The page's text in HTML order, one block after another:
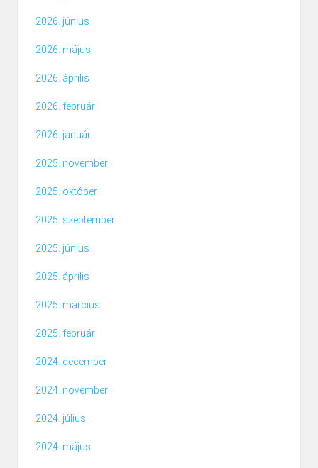
2026. június
2026. május
2026. április
2026. február
2026. január
2025. november
2025. október
2025. szeptember
2025. június
2025. április
2025. március
2025. február
2024. december
2024. november
2024. július
2024. május